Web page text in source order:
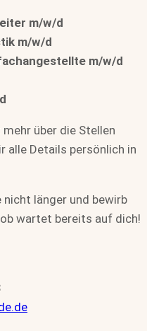
m/w/d
m/w/d
m/w/d
über die Stellen
alle Details persönlich in
länger und bewirb
wartet bereits auf dich!